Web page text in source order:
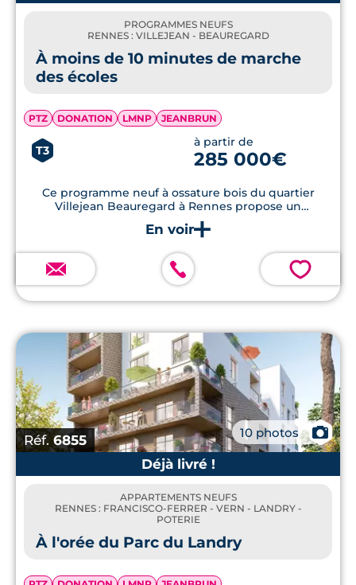
PROGRAMMES NEUFS
RENNES : VILLEJEAN - BEAUREGARD
À moins de 10 minutes de marche
des écoles
PTZ DONATION LMNP JEANBRUN
T3
à partir de
285 000€
Ce programme neuf à ossature bois du quartier
Villejean Beauregard à Rennes propose un
environnement sain avec matériaux biosourcés et
conception bas carbone.
💗
Réf. 6855 10 photos
📷
Déjà livré !
APPARTEMENTS NEUFS
RENNES : FRANCISCO-FERRER - VERN - LANDRY -
POTERIE
À l'orée du Parc du Landry